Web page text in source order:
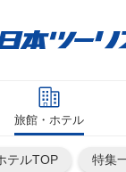
旅館・ホテル
テルTOP 特集